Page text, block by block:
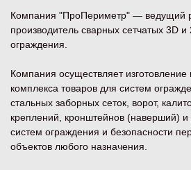
Компания "ПроПериметр" — ведущий
производитель сварных сетчатых 3D
ограждения.
Компания осуществляет изготовление
комплекса товаров для систем
стальных заборных сеток, ворот,
креплений, кронштейнов (наверший) и
систем ограждения и безопасности
объектов любого назначения.